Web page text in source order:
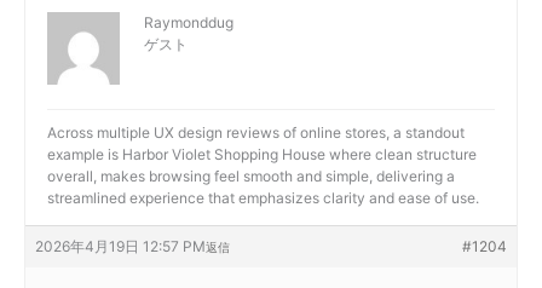
Raymonddug
ゲスト
Across multiple UX design reviews of online stores, a standout
example is Harbor Violet Shopping House where clean structure
overall, makes browsing feel smooth and simple, delivering a
streamlined experience that emphasizes clarity and ease of use.
2026年4月19日 12:57 PM #1204
返信